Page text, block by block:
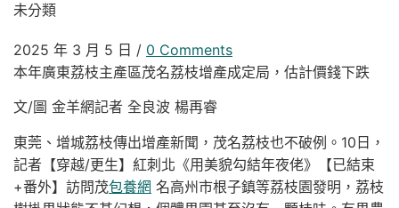
未分類
2025 年 3 月 5 日 / 0 Comments
本年廣東荔枝主產區茂名荔枝增產成定局，估計價錢下跌
文/圖 金羊網記者 全良波 楊再睿
東莞、增城荔枝傳出增產新聞，茂名荔枝也不破例。10日，
記者【穿越/更生】紅刺北《用美貌勾結年夜佬》【已結束
+番外】訪問茂包養網 名高州市根子鎮等荔枝園發明，荔枝